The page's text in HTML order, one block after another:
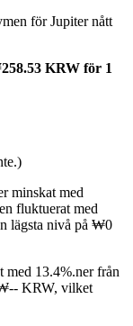
råvaror
för Jupiter nått
KRW för 1
minskat med
fluktuerat med
lägsta nivå på ₩0
med 13.4%.ner från
KRW, vilket